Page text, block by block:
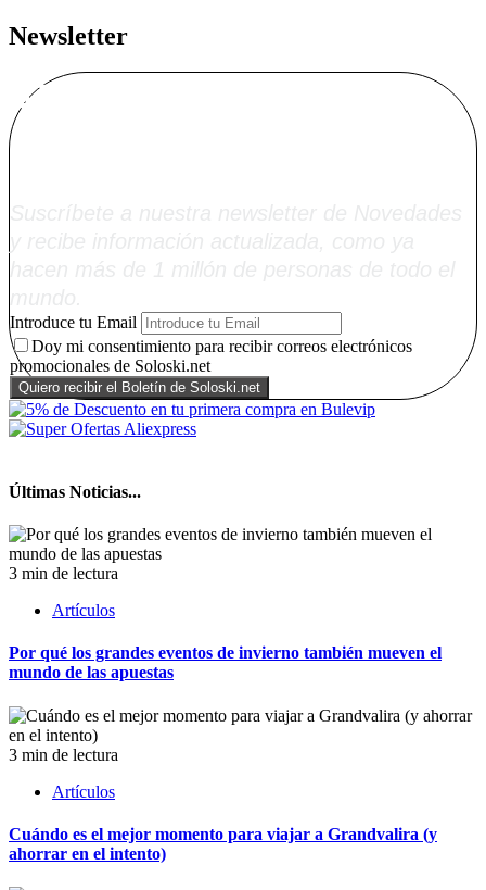
Newsletter
Alta Boletín
Introduce tu Email
Doy mi consentimiento para recibir correos electrónicos
promocionales de Soloski.net
Últimas Noticias...
3 min de lectura
Artículos
Por qué los grandes eventos de invierno también mueven el
mundo de las apuestas
3 min de lectura
Artículos
Cuándo es el mejor momento para viajar a Grandvalira (y
ahorrar en el intento)